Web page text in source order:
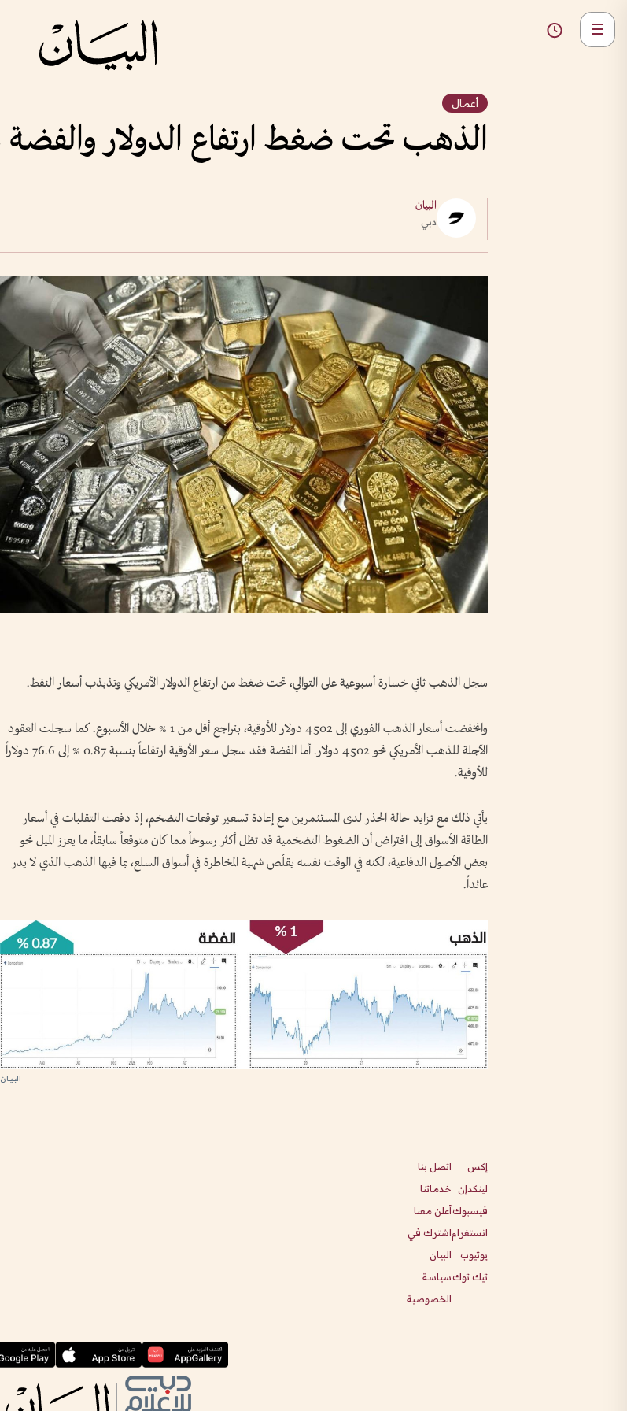
أعمال
الذهب تحت ضغط ارتفاع الدولار
البيان
دبي
سجل الذهب ثاني خسارة أسبوعية على التوالي، تحت ضغط من ارتفاع الدولار الأمريكي وتذبذب أسعار النفط.
وانخفضت أسعار الذهب الفوري إلى 4502 دولار للأوقية، بتراجع أقل من 1 % خلال الأسبوع. كما سجلت العقود
الآجلة للذهب الأمريكي نحو 4502 دولار. أما الفضة فقد سجل سعر الأوقية ارتفاعاً بنسبة 0.87 % إلى 76.6 دولاراً
للأوقية.
يأتي ذلك مع تزايد حالة الحذر لدى المستثمرين مع إعادة تسعير توقعات التضخم، إذ دفعت التقلبات في أسعار
الطاقة الأسواق إلى افتراض أن الضغوط التضخمية قد تظل أكثر رسوخاً مما كان متوقعاً سابقاً، ما يعزز الميل نحو
بعض الأصول الدفاعية، لكنه في الوقت نفسه يقلّص شهية المخاطرة في أسواق السلع، بما فيها الذهب الذي لا يدر
عائداً.
إكس
لينكدإن
فيسبوك
انستغرام
يوتيوب
تيك توك
اتصل بنا
خدماتنا
أعلن معنا
اشترك في
البيان
سياسة
الخصوصية